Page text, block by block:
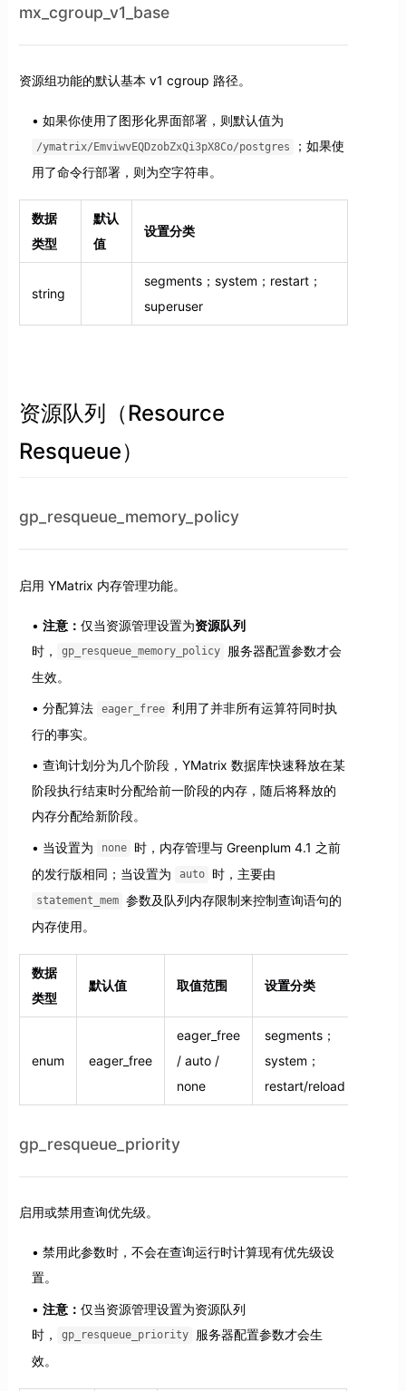
mx_cgroup_v1_base
资源组功能的默认基本 v1 cgroup 路径。
如果你使用了图形化界面部署，则默认值为
/ymatrix/EmviwvEQDzobZxQi3pX8Co/postgres
；如果使
用了命令行部署，则为空字符串。
数据
类型
默认
值
设置分类
string
segments；system；restart；
superuser
资源队列（Resource
Resqueue）
gp_resqueue_memory_policy
启用 YMatrix 内存管理功能。
注意： 仅当资源管理设置为资源队列
时，
gp_resqueue_memory_policy
服务器配置参数才会
生效。
分配算法 eager_free
利用了并非所有运算符同时执
行的事实。
查询计划分为几个阶段，YMatrix 数据库快速释放在某
阶段执行结束时分配给前一阶段的内存，随后将释放的
内存分配给新阶段。
当设置为 none
时，内存管理与 Greenplum 4.1 之前
的发行版相同；当设置为
auto 时，主要由
statement_mem
参数及队列内存限制来控制查询语句的
内存使用。
数据
类型
默认值 取值范围 设置分类
enum eager_free
eager_free
/ auto /
none
segments；
system；
restart/reload
gp_resqueue_priority
启用或禁用查询优先级。
禁用此参数时，不会在查询运行时计算现有优先级设
置。
注意： 仅当资源管理设置为资源队列
时，
gp_resqueue_priority
服务器配置参数才会生
效。